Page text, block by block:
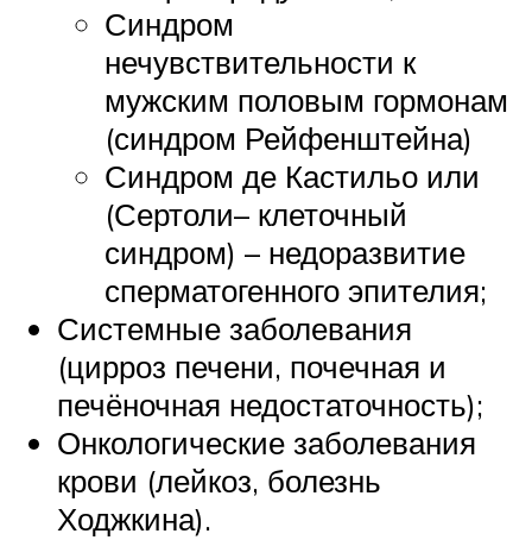
Синдром
нечувствительности к
мужским половым гормонам
(синдром Рейфенштейна)
Синдром де Кастильо или
(Сертоли– клеточный
синдром) – недоразвитие
сперматогенного эпителия;
Системные заболевания
(цирроз печени, почечная и
печёночная недостаточность);
Онкологические заболевания
крови (лейкоз, болезнь
Ходжкина).